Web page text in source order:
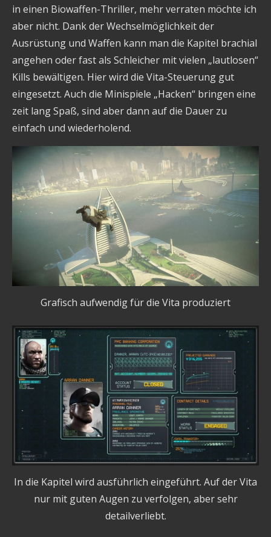
in einen Biowaffen-Thriller, mehr verraten möchte ich
aber nicht. Dank der Wechselmöglichkeit der
Ausrüstung und Waffen kann man die Kapitel brachial
angehen oder fast als Schleicher mit vielen „lautlosen“
Kills bewältigen. Hier wird die Vita-Steuerung gut
eingesetzt. Auch die Minispiele „Hacken“ bringen eine
zeit lang Spaß, sind aber dann auf die Dauer zu
einfach und wiederholend.
Grafisch aufwendig für die Vita produziert
In die Kapitel wird ausführlich eingeführt. Auf der Vita
nur mit guten Augen zu verfolgen, aber sehr
detailverliebt.